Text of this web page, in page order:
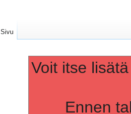
Voit itse
Ennen
Sivu